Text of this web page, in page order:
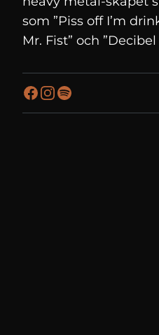
som ”Piss off I’m
Mr. Fist” och ”Decibel